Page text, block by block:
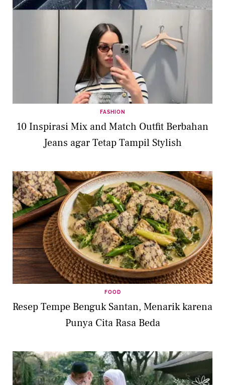
FASHION
10 Inspirasi Mix and Match Outfit Berbahan
Jeans agar Tetap Tampil Stylish
FOOD
Resep Tempe Benguk Santan, Menarik karena
Punya Cita Rasa Beda